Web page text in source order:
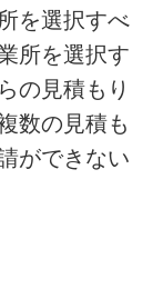
を選択すべ
所を選択す
の見積もり
数の見積も
ができない